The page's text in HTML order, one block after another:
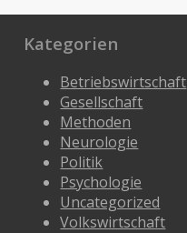
Kategorien
Betriebswirtschaft
Gesellschaft
Methoden
Neurologie
Politik
Psychologie
Uncategorized
Volkswirtschaft